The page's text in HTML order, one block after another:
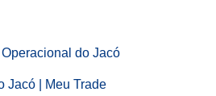
Jacó | Meu Trade